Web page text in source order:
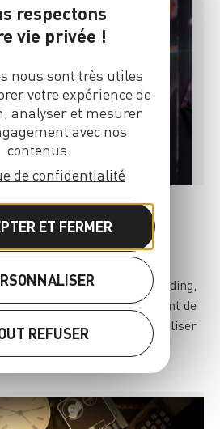
dispose de tous les
tournoi, team building,
de noël, séminaire, lancement de
avons la capacité de réaliser
respectons
vie privée !
nous sont très utiles
votre expérience de
analyser et mesurer
avec nos
contenus.
de confidentialité
ET FERMER
REFUSER